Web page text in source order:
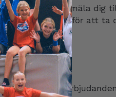
vara först att anmäla dig
nyhetsbrev för att ta
och